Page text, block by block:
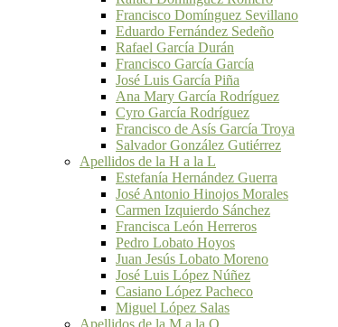
Francisco Domínguez Sevillano
Eduardo Fernández Sedeño
Rafael García Durán
Francisco García García
José Luis García Piña
Ana Mary García Rodríguez
Cyro García Rodríguez
Francisco de Asís García Troya
Salvador González Gutiérrez
Apellidos de la H a la L
Estefanía Hernández Guerra
José Antonio Hinojos Morales
Carmen Izquierdo Sánchez
Francisca León Herreros
Pedro Lobato Hoyos
Juan Jesús Lobato Moreno
José Luis López Núñez
Casiano López Pacheco
Miguel López Salas
Apellidos de la M a la O